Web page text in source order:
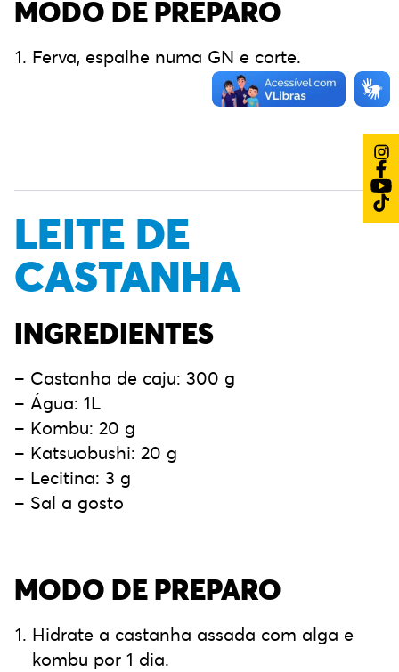
MODO DE PREPARO
Ferva, espalhe numa GN e corte.
LEITE DE
CASTANHA
INGREDIENTES
– Castanha de caju: 300 g
– Água: 1L
– Kombu: 20 g
– Katsuobushi: 20 g
– Lecitina: 3 g
– Sal a gosto
MODO DE PREPARO
Hidrate a castanha assada com alga e
kombu por 1 dia.